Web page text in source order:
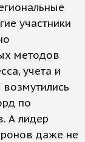
участники
методов
учета и
по
А лидер
даже не